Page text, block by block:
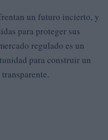
un futuro incierto, y
para proteger sus
regulado es un
para construir un